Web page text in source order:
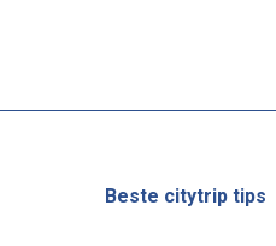
Beste citytrip tips